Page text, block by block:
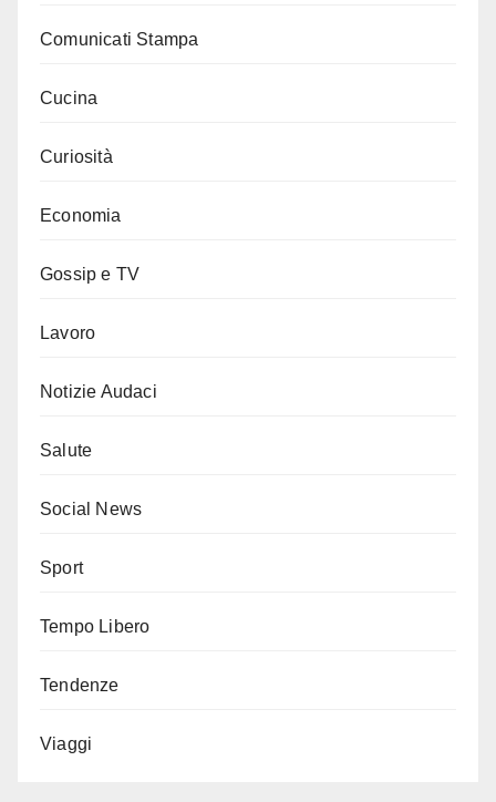
Comunicati Stampa
Cucina
Curiosità
Economia
Gossip e TV
Lavoro
Notizie Audaci
Salute
Social News
Sport
Tempo Libero
Tendenze
Viaggi